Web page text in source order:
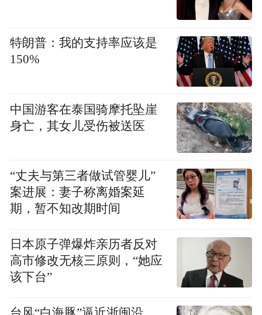
特朗普：我的支持率应该是
150%
中国游客在泰国骑摩托坠崖
身亡，其女儿受伤被送医
“丈夫与第三者做试管婴儿”
案进展：妻子称离婚案延
期，暂不知改期时间
日本原子弹爆炸亲历者反对
高市修改无核三原则，“她应
该下台”